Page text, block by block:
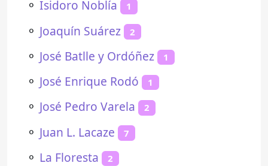
⚬ Isidoro Noblía 1
⚬ Joaquín Suárez 2
⚬ José Batlle y Ordóñez 1
⚬ José Enrique Rodó 1
⚬ José Pedro Varela 2
⚬ Juan L. Lacaze 7
⚬ La Floresta 2